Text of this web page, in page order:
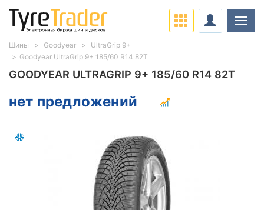
GOODYEAR ULTRAGRIP 9+ 185/60 R14 82T
нет предложений
Шины Goodyear
UltraGrip 9+
Goodyear UltraGrip 9+ 185/60 R14 82T